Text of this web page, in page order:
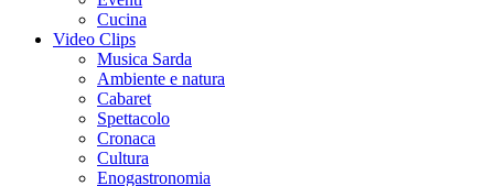
Cucina
Video Clips
Musica Sarda
Ambiente e natura
Cabaret
Spettacolo
Cronaca
Cultura
Enogastronomia